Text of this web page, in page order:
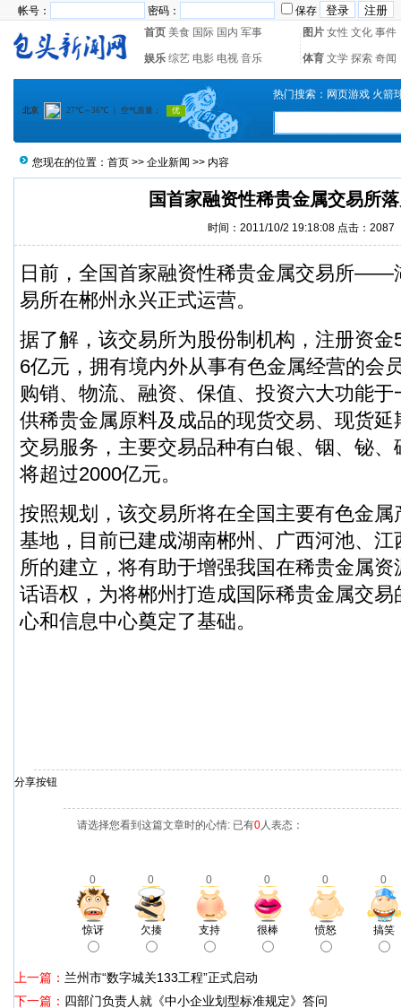
帐号： 密码：
保存
首页 美食 国际 国内 军事 图片 女性 文化 事件
娱乐 综艺 电影 电视 音乐 体育 文学 探索 奇闻
热门搜索： 网页游戏 火箭
您现在的位置： 首页 >> 企业新闻 >> 内容
国首家融资性稀贵金属交易所
时间：2011/10/2 19:18:08 点击：2087
日前，全国首家融资性稀贵金属交易所——
易所在郴州永兴正式运营。
据了解，该交易所为股份制机构，注册资
6亿元，拥有境内外从事有色金属经营的会
购销、物流、融资、保值、投资六大功能
供稀贵金属原料及成品的现货交易、现货
交易服务，主要交易品种有白银、铟、铋
将超过2000亿元。
按照规划，该交易所将在全国主要有色金
基地，目前已建成湖南郴州、广西河池、
所的建立，将有助于增强我国在稀贵金属
话语权，为将郴州打造成国际稀贵金属交
心和信息中心奠定了基础。
分享按钮
请选择您看到这篇文章时的心情: 已有0人表态：
0 0 0 0 0 0
惊讶 欠揍 支持 很棒 愤怒 搞笑
上一篇： 兰州市“数字城关133工程”正式启动
下一篇： 四部门负责人就《中小企业划型标准规定》答问